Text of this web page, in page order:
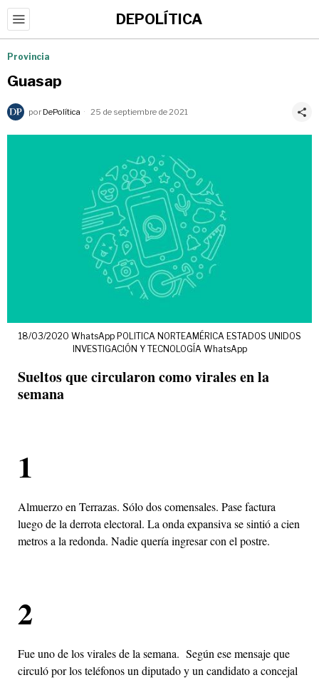
DEPOLÍTICA
Provincia
Guasap
por DePolítica 25 de septiembre de 2021
18/03/2020 WhatsApp POLITICA NORTEAMÉRICA ESTADOS UNIDOS
INVESTIGACIÓN Y TECNOLOGÍA WhatsApp
Sueltos que circularon como virales en la
semana
1
Almuerzo en Terrazas. Sólo dos comensales. Pase factura
luego de la derrota electoral. La onda expansiva se sintió a cien
metros a la redonda. Nadie quería ingresar con el postre.
2
Fue uno de los virales de la semana. Según ese mensaje que
circuló por los teléfonos un diputado y un candidato a concejal